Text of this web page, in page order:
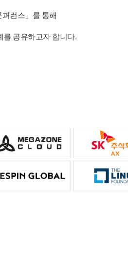
런스」를 통해
를 공유하고자 합니다.